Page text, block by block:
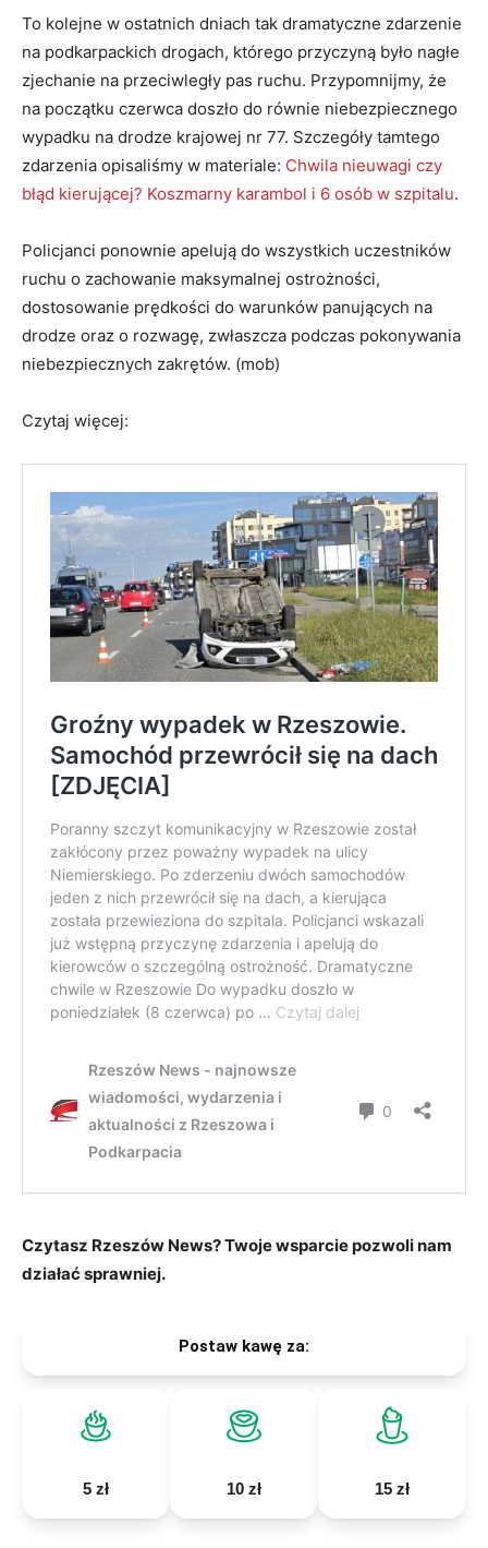
To kolejne w ostatnich dniach tak dramatyczne zdarzenie
na podkarpackich drogach, którego przyczyną było nagłe
zjechanie na przeciwległy pas ruchu. Przypomnijmy, że
na początku czerwca doszło do równie niebezpiecznego
wypadku na drodze krajowej nr 77. Szczegóły tamtego
zdarzenia opisaliśmy w materiale: Chwila nieuwagi czy
błąd kierującej? Koszmarny karambol i 6 osób w szpitalu.
Policjanci ponownie apelują do wszystkich uczestników
ruchu o zachowanie maksymalnej ostrożności,
dostosowanie prędkości do warunków panujących na
drodze oraz o rozwagę, zwłaszcza podczas pokonywania
niebezpiecznych zakrętów. (mob)
Czytaj więcej:
Czytasz Rzeszów News? Twoje wsparcie pozwoli nam
działać sprawniej.
Postaw kawę za:
5 zł 10 zł 15 zł